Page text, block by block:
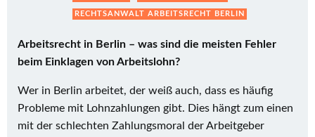
RECHTSANWALT ARBEITSRECHT BERLIN
Arbeitsrecht in Berlin – was sind die meisten Fehler
beim Einklagen von Arbeitslohn?
Wer in Berlin arbeitet, der weiß auch, dass es häufig
Probleme mit Lohnzahlungen gibt. Dies hängt zum einen
mit der schlechten Zahlungsmoral der Arbeitgeber